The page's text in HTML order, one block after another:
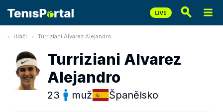
Hráči Turriziani Alvarez Alejandro
Turriziani Alvarez
Alejandro
23 muž Španělsko